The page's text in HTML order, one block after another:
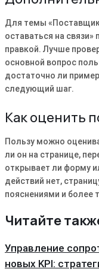
Для темы
оставаться на связи»
правкой. Лучше
основной вопрос
достаточно ли
следующий шаг.
Как оценить
Пользу можно
ли он на странице,
открывает ли форму
действий нет,
пояснениями и
Читайте
Управление
новых KPI: